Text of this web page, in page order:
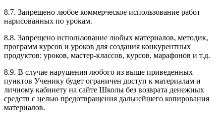
8.7. Запрещено любое коммерческое использование работ
нарисованных по урокам.
8.8. Запрещено использование любых материалов, методик,
программ курсов и уроков для создания конкурентных
продуктов: уроков, мастер-классов, курсов, марафонов и т.д.
8.9. В случае нарушения любого из выше приведенных
пунктов Ученику будет ограничен доступ к материалам и
личному кабинету на сайте Школы без возврата денежных
средств с целью предотвращения дальнейшего копирования
материалов.